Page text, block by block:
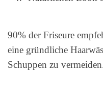
90% der Friseure
eine gründliche
Schuppen zu